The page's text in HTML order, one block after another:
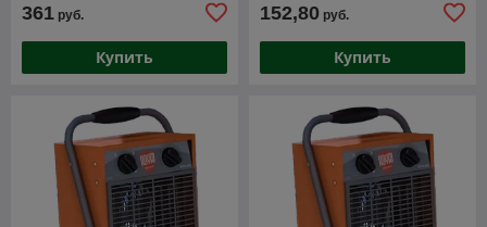
361 руб.
Купить
152,80 руб.
Купить